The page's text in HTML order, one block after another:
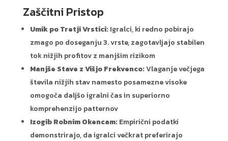
Zaščitni Pristop
Umik po Tretji Vrstici: Igralci, ki redno pobirajo
zmago po doseganju 3. vrste, zagotavljajo stabilen
tok nižjih profitov z manjšim rizikom
Manjše Stave z Višjo Frekvenco:Vlaganje večjega
števila nižjih stav namesto posamezne visoke
omogoča daljšo igralni čas in superiorno
komprehenzijo patternov
Izogib Robnim Okencam: Empirični podatki
demonstrirajo, da igralci večkrat preferirajo